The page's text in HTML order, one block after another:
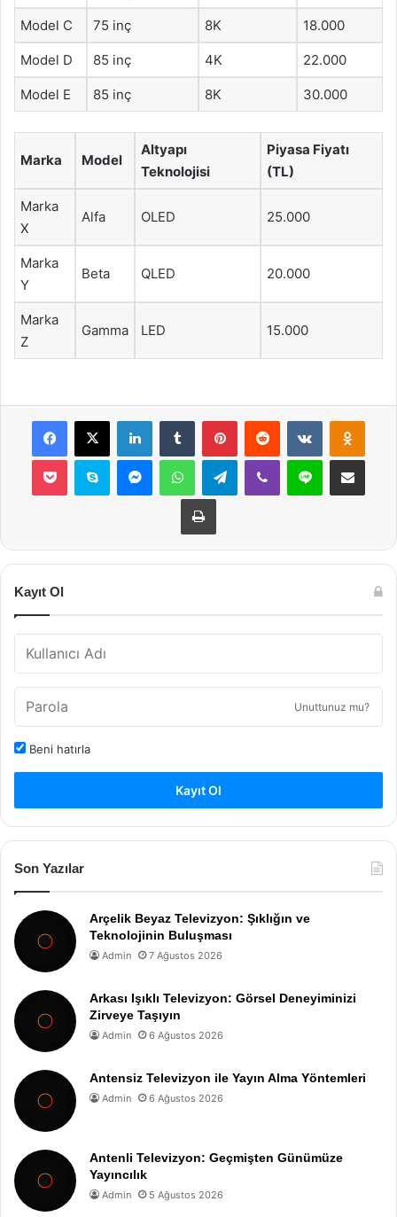
Model C 75 inç 8K 18.000
Model D 85 inç 4K 22.000
Model E 85 inç 8K 30.000
Marka Model
Altyapı
Teknolojisi
Piyasa Fiyatı
(TL)
Marka
X
Alfa OLED 25.000
Marka
Y
Beta QLED 20.000
Marka
Z
Gamma LED 15.000
Facebook
X LinkedInTumblr PinterestReddit VKontakte
Pocket Skype MessengerWhatsAppTelegramViber Line E-Posta ile
Yazdır
Kayıt Ol
Unuttunuz mu?
Beni hatırla
Kayıt Ol
Son Yazılar
Arçelik Beyaz Televizyon: Şıklığın ve
Teknolojinin Buluşması
Admin 7 Ağustos 2026
Arkası Işıklı Televizyon: Görsel Deneyiminizi
Zirveye Taşıyın
Admin 6 Ağustos 2026
Antensiz Televizyon ile Yayın Alma Yöntemleri
Admin 6 Ağustos 2026
Antenli Televizyon: Geçmişten Günümüze
Yayıncılık
Admin 5 Ağustos 2026